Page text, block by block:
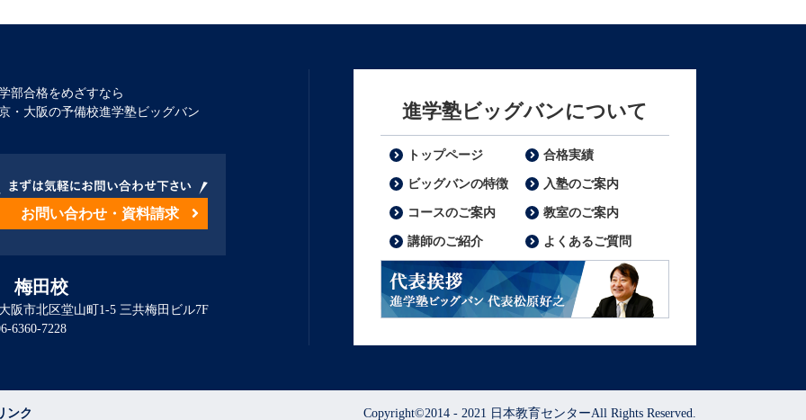
部合格をめざすなら
・大阪の予備校進学塾ビッグバン
お問い合わせ・資料請求
梅田校
阪市北区堂山町1-5 三共梅田ビル7F
6360-7228
進学塾ビッグバンについて
トップページ 合格実績
ビッグバンの特徴 入塾のご案内
コースのご案内 教室のご案内
講師のご紹介 よくあるご質問
ンク Copyright©2014 - 2021 日本教育センターAll Rights Reserved.